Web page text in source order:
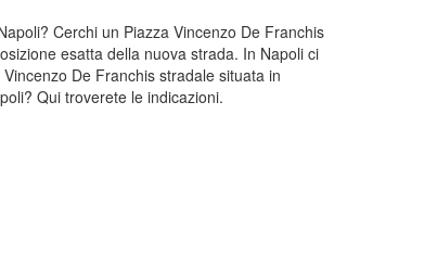
Cerchi un Piazza Vincenzo De Franchis
esatta della nuova strada. In Napoli ci
De Franchis stradale situata in
Qui troverete le indicazioni.